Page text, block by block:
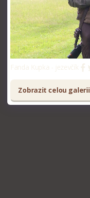
Fanda Kupka - jezevčík
Zobrazit celou galerii